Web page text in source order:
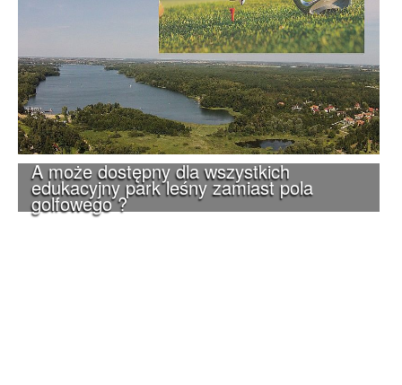
A może dostępny dla wszystkich
edukacyjny park leśny zamiast pola
golfowego ?